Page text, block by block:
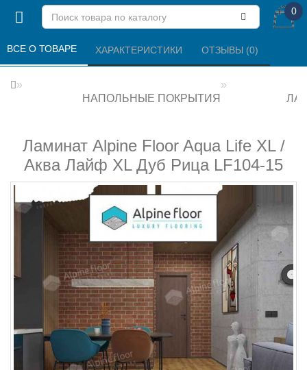
0
НАПОЛЬНЫЕ ПОКРЫТИЯ
Ламинат Alpine Floor Aqua Life XL /
Аква Лайф XL Дуб Рица LF104-15
ВСЕ О ТОВАРЕ ХАРАКТЕРИСТИКИ ОТЗЫВЫ (0)